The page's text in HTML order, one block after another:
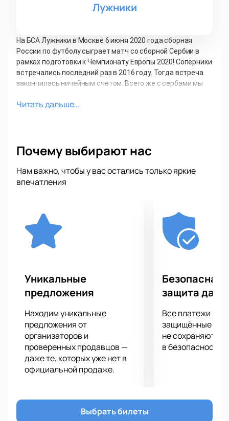
Лужники
На БСА Лужники в Москве 6 июня 2020 года сборная
России по футболу сыграет матч со сборной Сербии в
рамках подготовки к Чемпионату Европы 2020! Соперники
встречались последний раз в 2016 году. Тогда встреча
закончилась ничейным счетом. Всего же с сербами мы
домашней арене есть все шансы на победу!
матч сборной России. Наш сервис дает возможность
купить билеты матч Россия - Сербия заранее и без
больших переплат!
Читать дальше...
Почему выбирают нас
Нам важно, чтобы у вас остались только яркие
впечатления
Уникальные
предложения
Находим уникальные
предложения от
организаторов и
проверенных продавцов —
даже те, которых уже нет в
официальной продаже.
Безопасная
защита
Все платежи
защищённые
не сохраняются
в безопасности.
Выбрать билеты